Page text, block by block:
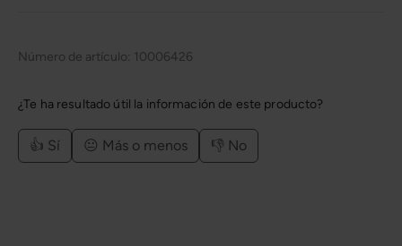
Número de artículo: 10006426
¿Te ha resultado útil la información de este producto?
👍 Sí 😐 Más o menos 👎 No